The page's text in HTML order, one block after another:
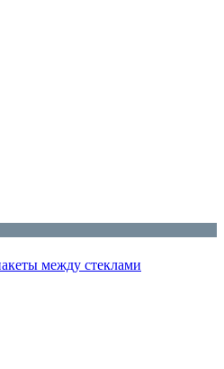
между стеклами